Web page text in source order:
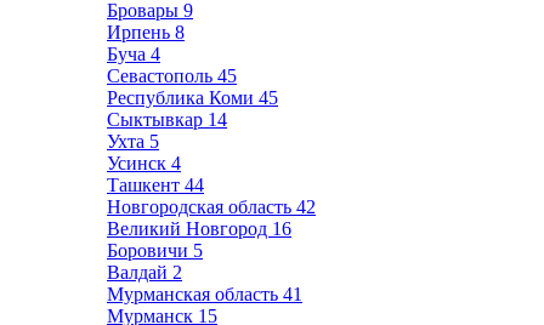
Бровары 9
Ирпень 8
Буча 4
Севастополь 45
Республика Коми 45
Сыктывкар 14
Ухта 5
Усинск 4
Ташкент 44
Новгородская область 42
Великий Новгород 16
Боровичи 5
Валдай 2
Мурманская область 41
Мурманск 15